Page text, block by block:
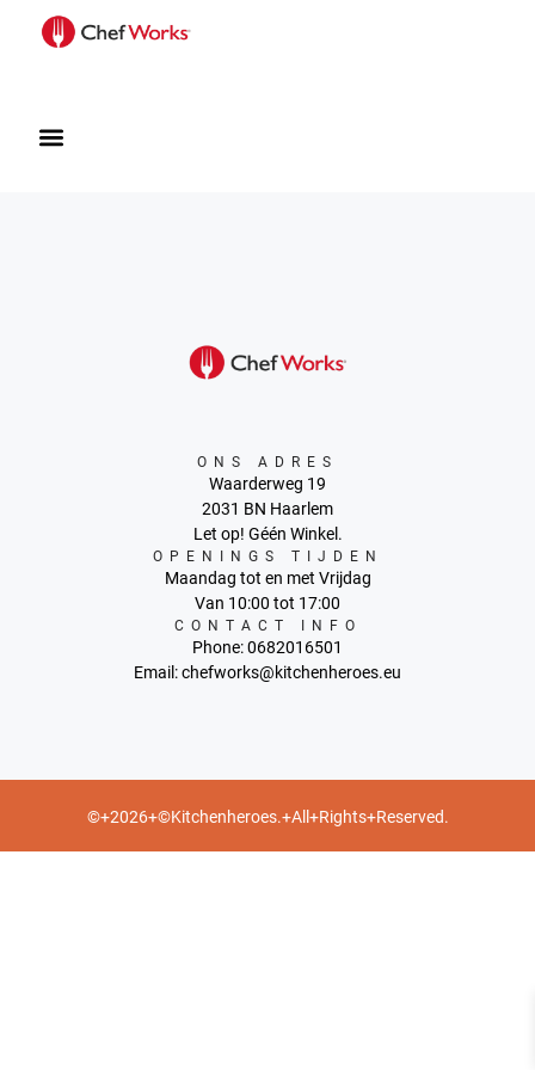
ONS ADRES
Waarderweg 19
2031 BN Haarlem
Let op! Géén Winkel.
OPENINGS TIJDEN
Maandag tot en met Vrijdag
Van 10:00 tot 17:00
CONTACT INFO
Phone: 0682016501
Email: chefworks@kitchenheroes.eu
©+2026+©Kitchenheroes.+All+Rights+Reserved.